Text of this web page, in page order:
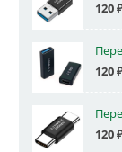
120₽
120₽
120₽